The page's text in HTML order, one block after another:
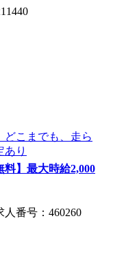
料】最大時給2,000
番号：460260